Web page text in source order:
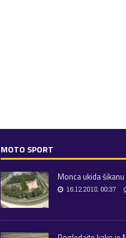
MOTO SPORT
Monca ukida
16.12.2018. 00:37